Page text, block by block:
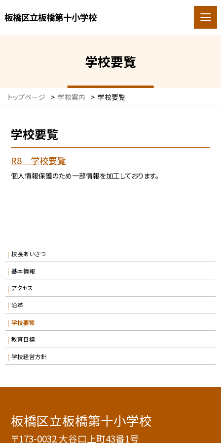
板橋区立板橋第十小学校
学校要覧
トップページ > 学校案内 > 学校要覧
学校要覧
R8 学校要覧
個人情報保護のため一部情報を加工しております。
校長あいさつ
基本情報
アクセス
沿革
学校要覧
教育目標
学校経営方針
板橋区立板橋第十小学校
〒173-0032 大谷口上町43番1号